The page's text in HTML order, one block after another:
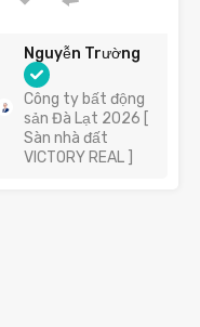
Nguyễn Trường
Công ty bất động
sản Đà Lạt 2026 [
Sàn nhà đất
VICTORY REAL ]